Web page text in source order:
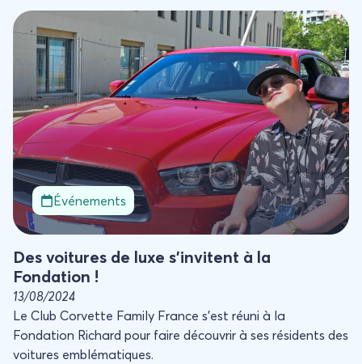
Événements
Des voitures de luxe s’invitent à la
Fondation !
13/08/2024
Le Club Corvette Family France s’est réuni à la
Fondation Richard pour faire découvrir à ses résidents des
voitures emblématiques.
Des voitures de luxe s’invitent à la Fondation !